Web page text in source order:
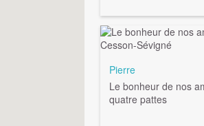
Pierre
Le bonheur de nos
quatre pattes